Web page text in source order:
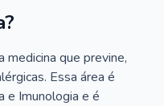
que previne,
Essa área é
e Imunologia e é